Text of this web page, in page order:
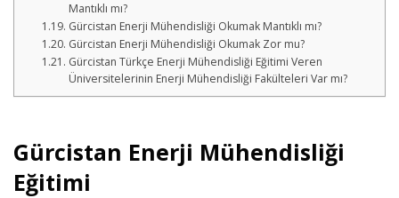
Mantıklı mı?
Gürcistan Enerji Mühendisliği Okumak Mantıklı mı?
Gürcistan Enerji Mühendisliği Okumak Zor mu?
Gürcistan Türkçe Enerji Mühendisliği Eğitimi Veren
Üniversitelerinin Enerji Mühendisliği Fakülteleri Var mı?
Gürcistan Enerji Mühendisliği
Eğitimi